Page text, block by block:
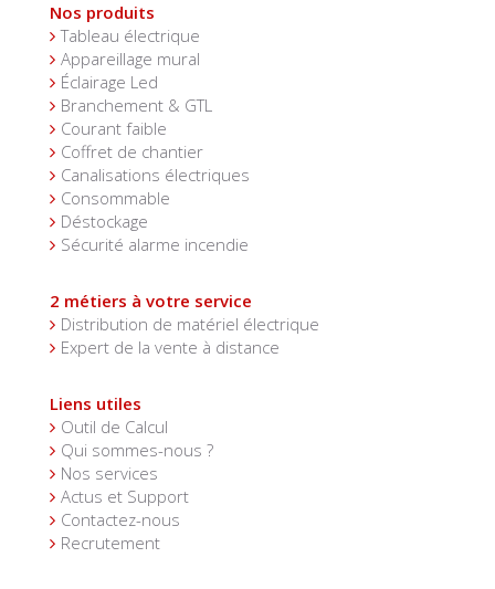
Nos produits
Tableau électrique
Appareillage mural
Éclairage Led
Branchement & GTL
Courant faible
Coffret de chantier
Canalisations électriques
Consommable
Déstockage
Sécurité alarme incendie
2 métiers à votre service
Distribution de matériel électrique
Expert de la vente à distance
Liens utiles
Outil de Calcul
Qui sommes-nous ?
Nos services
Actus et Support
Contactez-nous
Recrutement